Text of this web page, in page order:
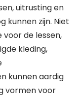
uitrusting en
kunnen zijn. Niet
de lessen,
kleding,
kunnen aardig
vormen voor